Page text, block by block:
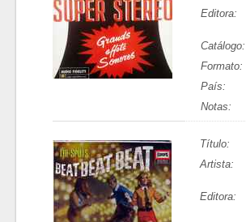
Editora:
Catálogo:
Formato:
País:
Notas:
Título:
Artista:
Editora: